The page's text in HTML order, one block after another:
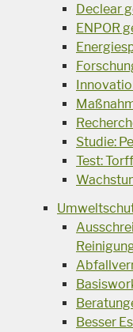
Declear
ENPOR
Studie:
Test:
Besser